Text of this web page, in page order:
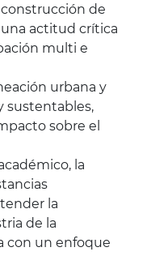
de
actitud crítica
multi e
urbana y
sustentables,
sobre el
la
la
de la
con un enfoque